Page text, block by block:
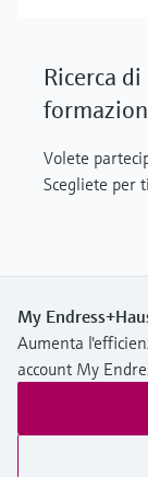
Ricerca
Volete
Scegliete per
My
Aumenta
account My